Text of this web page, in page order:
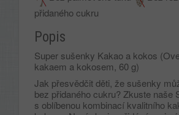
přidaného cukru
Popis
Super sušenky Kakao a kokos
kakaem a kokosem, 60 g)
Jak přesvědčit děti, že sušenky
bez přidaného cukru? Zkuste naše
s oblíbenou kombinací kvalitního